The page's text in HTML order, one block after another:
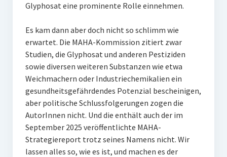
Glyphosat eine prominente Rolle einnehmen.
Es kam dann aber doch nicht so schlimm wie
erwartet. Die MAHA-Kommission zitiert zwar
Studien, die Glyphosat und anderen Pestiziden
sowie diversen weiteren Substanzen wie etwa
Weichmachern oder Industriechemikalien ein
gesundheitsgefährdendes Potenzial bescheinigen,
aber politische Schlussfolgerungen zogen die
AutorInnen nicht. Und die enthält auch der im
September 2025 veröffentlichte MAHA-
Strategiereport trotz seines Namens nicht. Wir
lassen alles so, wie es ist, und machen es der